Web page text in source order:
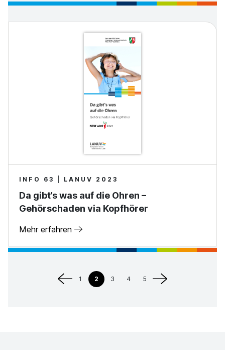
INFO 63 | LANUV 2023
Da gibt’s was auf die Ohren –
Gehörschaden via Kopfhörer
Mehr erfahren
1 2 3 4 5